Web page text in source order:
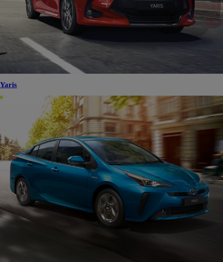
Yaris